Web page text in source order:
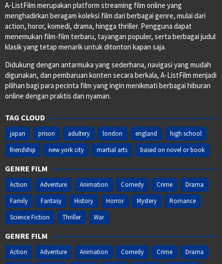
A-ListFilm merupakan platform streaming film online yang
menghadirkan beragam koleksi film dari berbagai genre, mulai dari
action, horor, komedi, drama, hingga thriller. Pengguna dapat
menemukan film-film terbaru, tayangan populer, serta berbagai judul
klasik yang tetap menarik untuk ditonton kapan saja.
Didukung dengan antarmuka yang sederhana, navigasi yang mudah
digunakan, dan pembaruan konten secara berkala, A-ListFilm menjadi
pilihan bagi para pecinta film yang ingin menikmati berbagai hiburan
online dengan praktis dan nyaman.
TAG CLOUD
japan prison adultery london england
high school
friendship
new york city martial arts based on novel or book
GENRE FILM
Action Adventure Animation Comedy Crime
Drama
Family
Fantasy History Horror Mystery
Romance
Science Fiction
Thriller War
GENRE FILM
Action Adventure Animation Comedy Crime Drama